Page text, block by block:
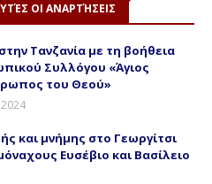
ΟΙ ΑΝΑΡΤΉΣΕΙΣ
Τανζανία με τη βοήθεια
Συλλόγου «Άγιος
του Θεού»
και μνήμης στο Γεωργίτσι
Ευσέβιο και Βασίλειο